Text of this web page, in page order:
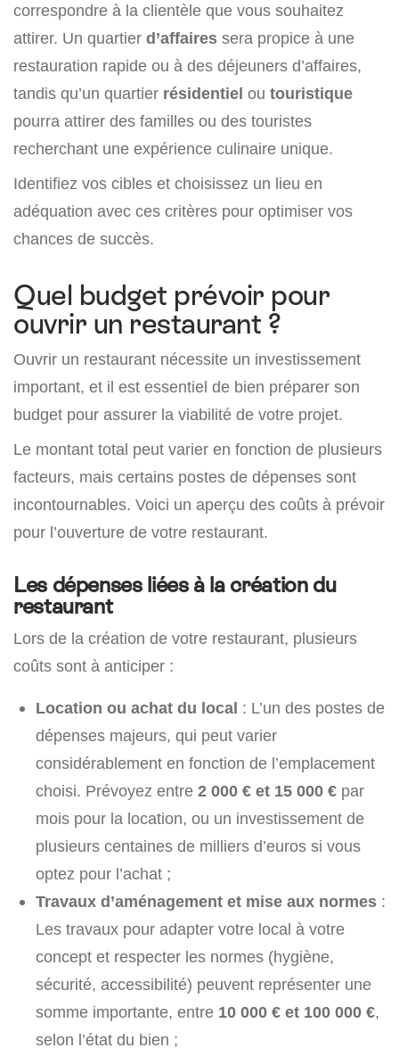
correspondre à la clientèle que vous souhaitez
attirer. Un quartier d’affaires sera propice à une
restauration rapide ou à des déjeuners d’affaires,
tandis qu’un quartier résidentiel ou touristique
pourra attirer des familles ou des touristes
recherchant une expérience culinaire unique.
Identifiez vos cibles et choisissez un lieu en
adéquation avec ces critères pour optimiser vos
chances de succès.
Quel budget prévoir pour
ouvrir un restaurant ?
Ouvrir un restaurant nécessite un investissement
important, et il est essentiel de bien préparer son
budget pour assurer la viabilité de votre projet.
Le montant total peut varier en fonction de plusieurs
facteurs, mais certains postes de dépenses sont
incontournables. Voici un aperçu des coûts à prévoir
pour l’ouverture de votre restaurant.
Les dépenses liées à la création du
restaurant
Lors de la création de votre restaurant, plusieurs
coûts sont à anticiper :
Location ou achat du local : L’un des postes de
dépenses majeurs, qui peut varier
considérablement en fonction de l’emplacement
choisi. Prévoyez entre 2 000 € et 15 000 € par
mois pour la location, ou un investissement de
plusieurs centaines de milliers d’euros si vous
optez pour l’achat ;
Travaux d’aménagement et mise aux normes :
Les travaux pour adapter votre local à votre
concept et respecter les normes (hygiène,
sécurité, accessibilité) peuvent représenter une
somme importante, entre 10 000 € et 100 000 €,
selon l’état du bien ;